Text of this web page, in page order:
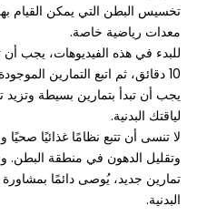
تخسيس البطن التي يمكن القيام
معدات رياضية خاصة.
10 دقائق، ثم اتبع التمارين
يجب أن تبدأ بتمارين بسيطة وتزيد
لياقتك البدنية.
لا تنسى أن تتبع نظامًا غذائيًا صحيًا
وتقليل الدهون في منطقة البطن.
تمارين جديد، يُوصى دائمًا
البدنية.